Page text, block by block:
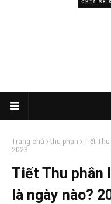
Trang chủ thu-phan
Tiết
2023
Tiết Thu phân
là ngày nào?